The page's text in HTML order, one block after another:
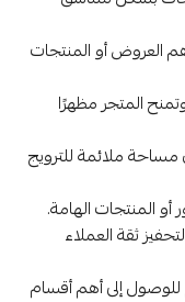
العروض أو المنتجات
المتجر مظهرًا
مساحة ملائمة للترويج
المنتجات الهامة.
ثقة العملاء
إلى أهم أقسام